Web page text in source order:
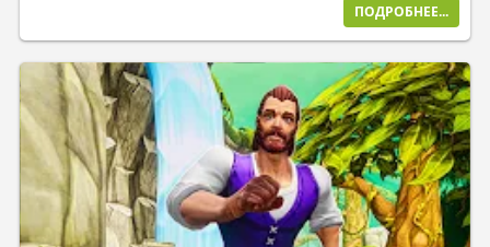
ПОДРОБНЕЕ...